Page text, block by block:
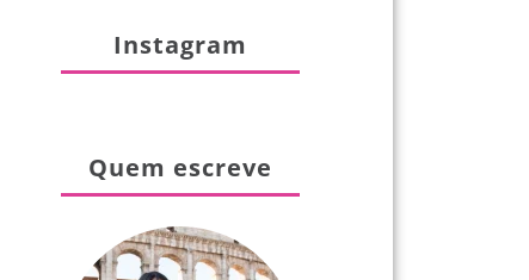
Instagram
Quem escreve